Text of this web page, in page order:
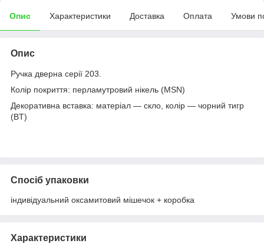
Опис Характеристики Доставка Оплата Умови
Опис
Ручка дверна серії 203.
Колір покриття: перламутровий нікель (MSN)
Декоративна вставка: матеріал — скло, колір — чорний тигр
(BT)
Спосіб упаковки
індивідуальний оксамитовий мішечок + коробка
Характеристики